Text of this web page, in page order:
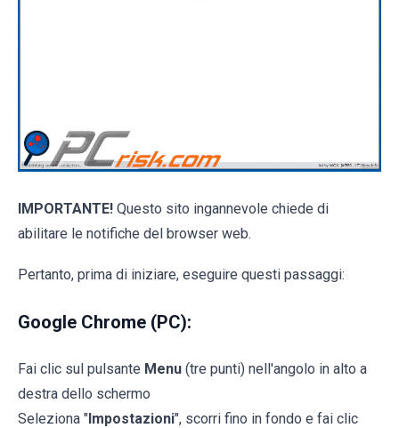
IMPORTANTE! Questo sito ingannevole chiede di
abilitare le notifiche del browser web.
Pertanto, prima di iniziare, eseguire questi passaggi:
Google Chrome (PC):
Fai clic sul pulsante Menu (tre punti) nell'angolo in alto a
destra dello schermo
Seleziona "Impostazioni", scorri fino in fondo e fai clic